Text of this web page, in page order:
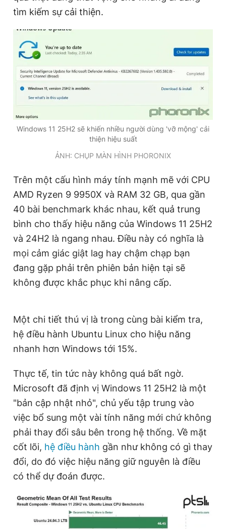
0906 645 777
Đặt báo
Tổng biên tập: Nguyễn Ngọc Toàn
Phó tổng biên tập thường trực: Hải Thành
Phó tổng biên tập: Lâm Hiếu Dũng
Tổng thư ký tòa soạn: Đức Trung
Giấy phép xuất bản số 110/GP - BTTTT cấp ngày 24.3.2020
© 2003-2026 Bản quyền thuộc về Báo Thanh Niên. Cấm sao
chép dưới mọi hình thức nếu không có sự chấp thuận bằng văn
bản. Phát triển bởi ePi Technologies, JSC.
tìm kiếm sự cải thiện.
Windows 11 25H2 sẽ khiến nhiều người dùng 'vỡ mộng' cải
thiện hiệu suất
ẢNH: CHỤP MÀN HÌNH PHORONIX
Trên một cấu hình máy tính mạnh mẽ với CPU
AMD Ryzen 9 9950X và RAM 32 GB, qua gần
40 bài benchmark khác nhau, kết quả trung
bình cho thấy hiệu năng của Windows 11 25H2
và 24H2 là ngang nhau. Điều này có nghĩa là
mọi cảm giác giật lag hay chậm chạp bạn
đang gặp phải trên phiên bản hiện tại sẽ
không được khắc phục khi nâng cấp.
Một chi tiết thú vị là trong cùng bài kiểm tra,
hệ điều hành Ubuntu Linux cho hiệu năng
nhanh hơn Windows tới 15%.
Thực tế, tin tức này không quá bất ngờ.
Microsoft đã định vị Windows 11 25H2 là một
"bản cập nhật nhỏ", chủ yếu tập trung vào
việc bổ sung một vài tính năng mới chứ không
phải thay đổi sâu bên trong hệ thống. Về mặt
cốt lõi, hệ điều hành gần như không có gì thay
đổi, do đó việc hiệu năng giữ nguyên là điều
có thể dự đoán được.